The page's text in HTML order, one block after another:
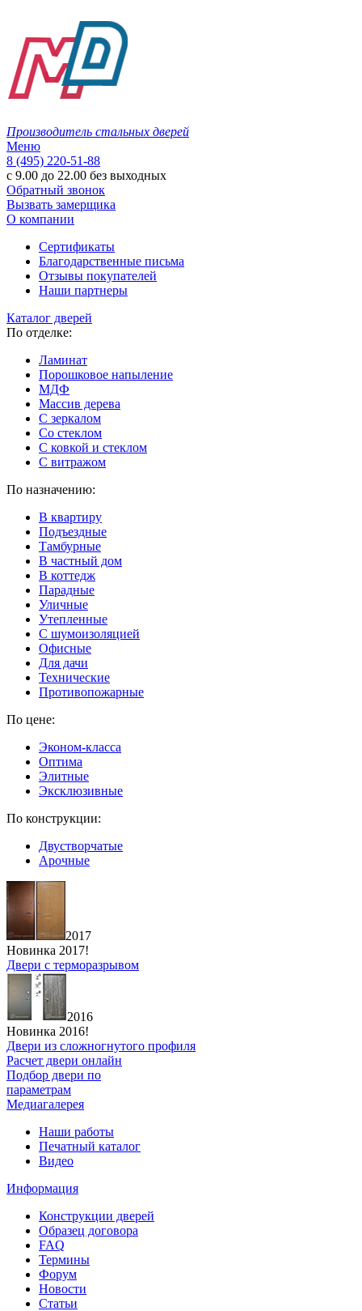
Производитель стальных дверей
Меню
8 (495) 220-51-88
с 9.00 до 22.00 без выходных
Обратный звонок
Вызвать замерщика
О компании
Сертификаты
Благодарственные письма
Отзывы покупателей
Наши партнеры
Каталог дверей
По отделке:
Ламинат
Порошковое напыление
МДФ
Массив дерева
С зеркалом
Со стеклом
С ковкой и стеклом
С витражом
По назначению:
В квартиру
Подъездные
Тамбурные
В частный дом
В коттедж
Парадные
Уличные
Утепленные
C шумоизоляцией
Офисные
Для дачи
Технические
Противопожарные
По цене:
Эконом-класса
Оптима
Элитные
Эксклюзивные
По конструкции:
Двустворчатые
Арочные
2017
Новинка 2017!
Двери с терморазрывом
2016
Новинка 2016!
Двери из сложногнутого профиля
Расчет двери онлайн
Подбор двери по
параметрам
Медиагалерея
Наши работы
Печатный каталог
Видео
Информация
Конструкции дверей
Образец договора
FAQ
Термины
Форум
Новости
Статьи